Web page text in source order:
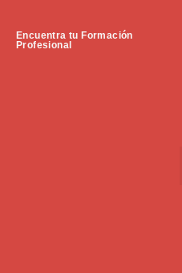
Encuentra tu Formación
Profesional